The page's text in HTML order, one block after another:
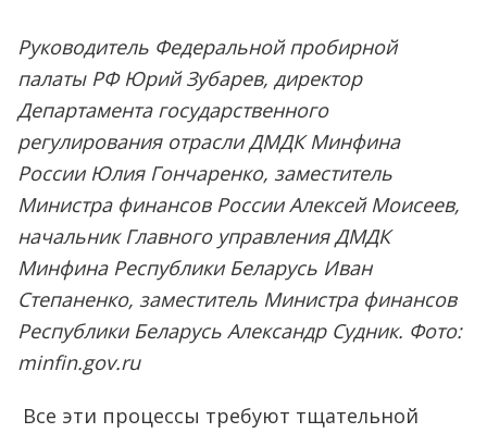
Руководитель Федеральной пробирной
палаты РФ Юрий Зубарев, директор
Департамента государственного
регулирования отрасли ДМДК Минфина
России Юлия Гончаренко, заместитель
Министра финансов России Алексей Моисеев,
начальник Главного управления ДМДК
Минфина Республики Беларусь Иван
Степаненко, заместитель Министра финансов
Республики Беларусь Александр Судник. Фото:
minfin.gov.ru
Все эти процессы требуют тщательной